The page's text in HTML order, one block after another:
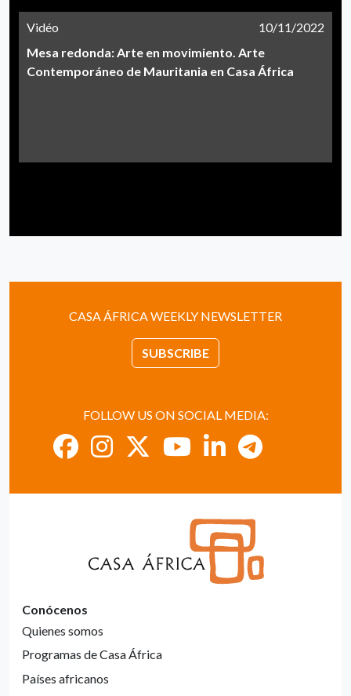
Vidéo
10/11/2022
Mesa redonda: Arte en movimiento. Arte
Contemporáneo de Mauritania en Casa África
CASA ÁFRICA WEEKLY NEWSLETTER
SUBSCRIBE
FOLLOW US ON SOCIAL MEDIA:
Conócenos
Quienes somos
Programas de Casa África
Países africanos